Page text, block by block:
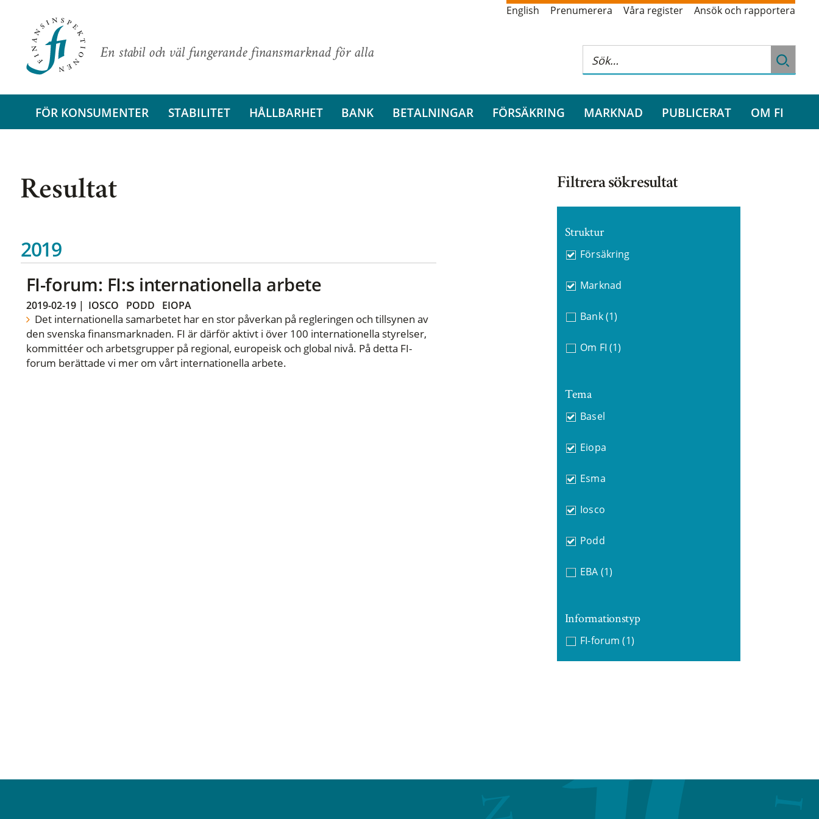
En stabil och väl fungerande finansmarknad för alla
English Prenumerera Våra register Ansök och rapportera
FÖR KONSUMENTER STABILITET HÅLLBARHET BANK BETALNINGAR FÖRSÄKRING MARKNAD PUBLICERAT OM FI
Resultat
2019
FI-forum: FI:s internationella arbete
2019-02-19| IOSCO PODD EIOPA
Det internationella samarbetet har en stor påverkan på regleringen och tillsynen av
den svenska finansmarknaden. FI är därför aktivt i över 100 internationella styrelser,
kommittéer och arbetsgrupper på regional, europeisk och global nivå. På detta FI-
forum berättade vi mer om vårt internationella arbete.
Filtrera sökresultat
Struktur
Försäkring
Marknad
Bank (1)
Om FI (1)
Tema
Basel
Eiopa
Esma
Iosco
Podd
EBA (1)
Informationstyp
FI-forum (1)